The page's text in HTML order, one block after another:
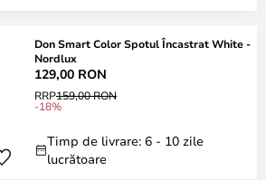
Don Smart Color Spotul Încastrat White -
Nordlux
129,00 RON
RRP159,00 RON
-18%
Timp de livrare: 6 - 10 zile
lucrătoare